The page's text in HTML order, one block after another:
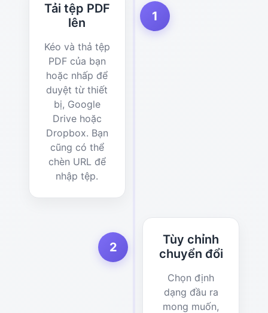
1
Tải tệp PDF
lên
Kéo và thả tệp
PDF của bạn
hoặc nhấp để
duyệt từ thiết
bị, Google
Drive hoặc
Dropbox. Bạn
cũng có thể
chèn URL để
nhập tệp.
2
Tùy chỉnh
chuyển đổi
Chọn định
dạng đầu ra
mong muốn,